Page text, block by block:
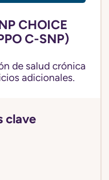
CHOICE
C-SNP)
de salud crónica
adicionales.
clave